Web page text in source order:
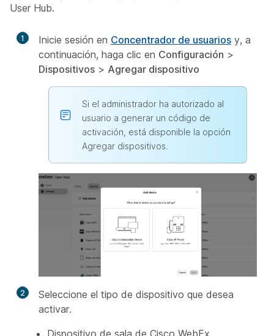
User Hub.
1 Inicie sesión en Concentrador de usuarios y, a
continuación, haga clic en Configuración >
Dispositivos > Agregar dispositivo
Si el administrador ha autorizado al
usuario a generar un código de
activación, está disponible la opción
Agregar dispositivos.
2
Seleccione el tipo de dispositivo que desea
activar.
Dispositivo de sala de Cisco WebEx